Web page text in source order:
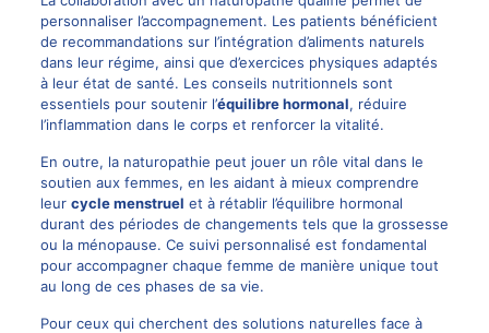
personnaliser l’accompagnement. Les patients bénéficient
de recommandations sur l’intégration d’aliments naturels
dans leur régime, ainsi que d’exercices physiques adaptés
à leur état de santé. Les conseils nutritionnels sont
essentiels pour soutenir l’équilibre hormonal, réduire
l’inflammation dans le corps et renforcer la vitalité.
En outre, la naturopathie peut jouer un rôle vital dans le
soutien aux femmes, en les aidant à mieux comprendre
leur cycle menstruel et à rétablir l’équilibre hormonal
durant des périodes de changements tels que la grossesse
ou la ménopause. Ce suivi personnalisé est fondamental
pour accompagner chaque femme de manière unique tout
au long de ces phases de sa vie.
Pour ceux qui cherchent des solutions naturelles face à